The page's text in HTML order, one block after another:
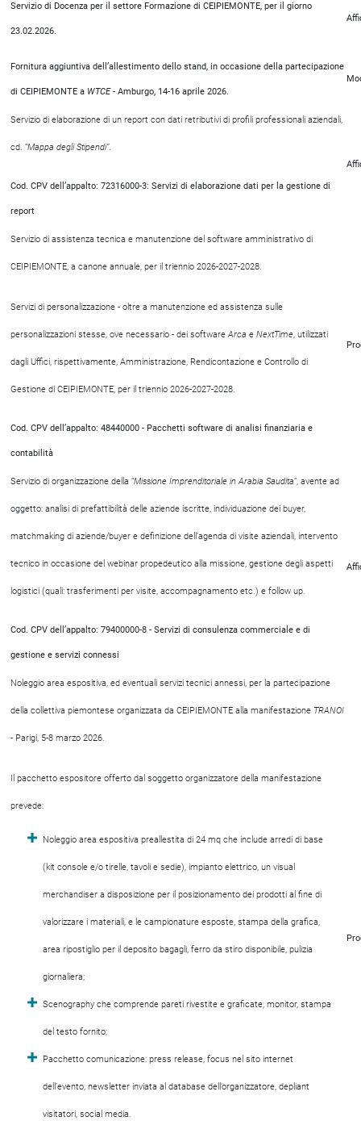
Servizio di Docenza per il settore Formazione di CEIPIEMONTE, per il giorno
23.02.2026.
Fornitura aggiuntiva dell’allestimento dello stand, in occasione della partecipazione
di CEIPIEMONTE a WTCE- Amburgo, 14-16 aprile 2026.
Servizio di elaborazione di un report con dati retributivi di profili professionali aziendali,
cd. “Mappa degli Stipendi”.
Cod. CPV dell’appalto: 72316000-3: Servizi di elaborazione dati per la gestione di
report
Servizio di assistenza tecnica e manutenzione del software amministrativo di
CEIPIEMONTE, a canone annuale, per il triennio 2026-2027-2028.
Servizi di personalizzazione - oltre a manutenzione ed assistenza sulle
personalizzazioni stesse, ove necessario - dei softwareArca e NextTime, utilizzati
dagli Uffici, rispettivamente, Amministrazione, Rendicontazione e Controllo di
Gestione di CEIPIEMONTE, per il triennio 2026-2027-2028.
Cod. CPV dell’appalto: 48440000 - Pacchetti software di analisi finanziaria e
contabilità
Servizio di organizzazione della “Missione Imprenditoriale in Arabia Saudita”, avente ad
oggetto: analisi di prefattibilità delle aziende iscritte, individuazione dei buyer,
matchmaking di aziende/buyer e definizione dell’agenda di visite aziendali, intervento
tecnico in occasione del webinar propedeutico alla missione, gestione degli aspetti
logistici (quali: trasferimenti per visite, accompagnamento etc.) e follow up.
Cod. CPV dell’appalto: 79400000-8 - Servizi di consulenza commerciale e di
gestione e servizi connessi
Noleggio area espositiva, ed eventuali servizi tecnici annessi, per la partecipazione
della collettiva piemontese organizzata da CEIPIEMONTE alla manifestazione TRANOI
- Parigi, 5-8 marzo 2026.
Il pacchetto espositore offerto dal soggetto organizzatore della manifestazione
prevede:
Noleggio area espositiva preallestita di 24 mq che include arredi di base
(kit console e/o tirelle, tavoli e sedie), impianto elettrico, un visual
merchandiser a disposizione per il posizionamento dei prodotti al fine di
valorizzare i materiali, e le campionature esposte, stampa della grafica,
area ripostiglio per il deposito bagagli, ferro da stiro disponibile, pulizia
giornaliera;
Scenography che comprende pareti rivestite e graficate, monitor, stampa
del testo fornito;
Pacchetto comunicazione: press release, focus nel sito internet
dell’evento, newsletter inviata al database dell’organizzatore, depliant
visitatori, social media.